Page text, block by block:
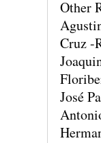
Other
Cruz -
José